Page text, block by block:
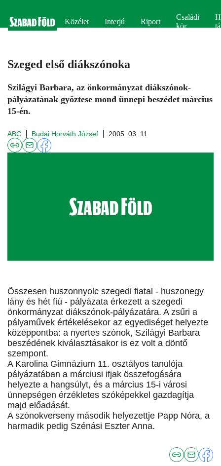
Közélet Interjú Riport
Családi
kör
Szeged első diákszónoka
Szilágyi Barbara, az önkormányzat diákszónok-
pályázatának győztese mond ünnepi beszédet március
15-én.
ABC Budai Horváth József 2005. 03. 11.
Összesen huszonnyolc szegedi fiatal - huszonegy
lány és hét fiú - pályázata érkezett a szegedi
önkormányzat diákszónok-pályázatára. A zsűri a
pályaművek értékelésekor az egyediséget helyezte
középpontba: a nyertes szónok, Szilágyi Barbara
beszédének kiválasztásakor is ez volt a döntő
szempont.
A Karolina Gimnázium 11. osztályos tanulója
pályázatában a márciusi ifjak összefogására
helyezte a hangsúlyt, és a március 15-i városi
ünnepségen érzékletes szóképekkel gazdagítja
majd előadását.
A szónokverseny második helyezettje Papp Nóra, a
harmadik pedig Szénási Eszter Anna.